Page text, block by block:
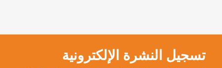
تسجيل النشرة الإلكترونية